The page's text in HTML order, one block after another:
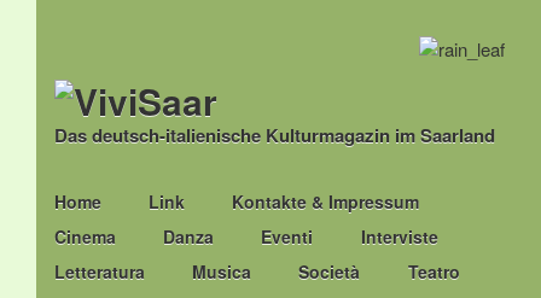
Das deutsch-italienische Kulturmagazin im Saarland
Main menu
Skip
to
content
Home Link
Kontakte & Impressum
Cinema
Danza Eventi
Interviste
Letteratura
Musica Società Teatro